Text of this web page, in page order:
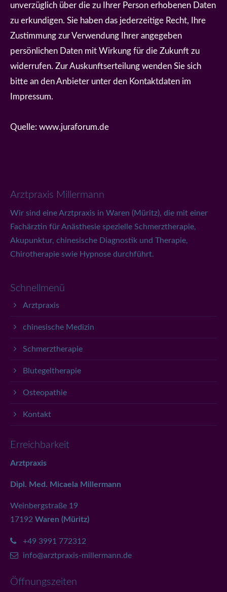
unverzüglich über die zu Ihrer Person erhobenen Daten
zu erkundigen. Sie haben das jederzeitige Recht, Ihre
Zustimmung zur Verwendung Ihrer angegeben
persönlichen Daten mit Wirkung für die Zukunft zu
widerrufen. Zur Auskunftserteilung wenden Sie sich
bitte an den Anbieter unter den Kontaktdaten im
Impressum.
Quelle: www.juraforum.de
Arztpraxis Millermann
Wir sind eine Arztpraxis in Waren (Müritz), die mit einer
Fachärztin für Anästhesie spezielle Schmerztherapie,
Akupunktur, chinesische Diagnostik und Therapie,
Chirotherapie swie Hypnose durchführt.
Schnellmenü
Arztpraxis
chinesische Medizin
Schmerztherapie
Blutegeltherapie
Osteopathie
Kontakt
Erreichbarkeit
Arztpraxis
Dipl. Med. Micaela Millermann
Weinbergstraße 19
17192 Waren (Müritz)
+49 3991 772312
info@arztpraxis-millermann.de
Öffnungszeiten